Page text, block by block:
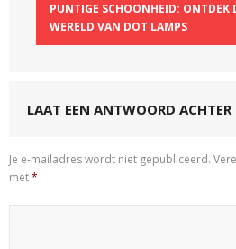
PUNTIGE SCHOONHEID: ONTDEK
WERELD VAN DOT LAMPS
LAAT EEN ANTWOORD ACHTER
Je e-mailadres wordt niet gepubliceerd.
met*